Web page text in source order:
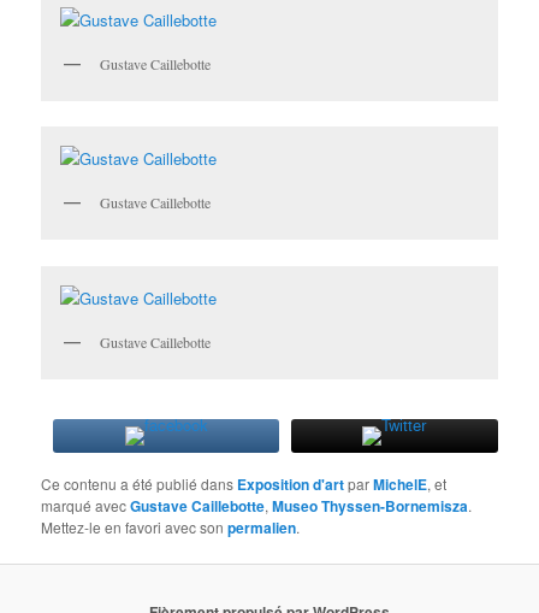
Gustave Caillebotte
Gustave Caillebotte
Gustave Caillebotte
Ce contenu a été publié dans Exposition d'artparMichelE, et
marqué avecGustave Caillebotte,Museo Thyssen-Bornemisza.
Mettez-le en favori avec sonpermalien.